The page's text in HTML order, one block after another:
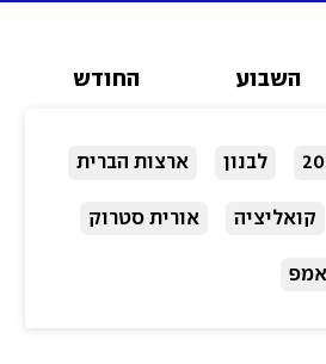
השבוע החודש
לבנון ארצות הברית
קואליציה אורית סטרוק